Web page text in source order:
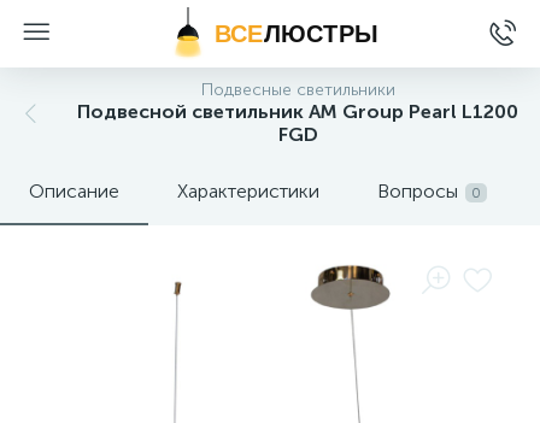
ВСЕЛЮСТРЫ
Подвесные светильники
Подвесной светильник AM Group Pearl L1200
FGD
Описание Характеристики Вопросы 0